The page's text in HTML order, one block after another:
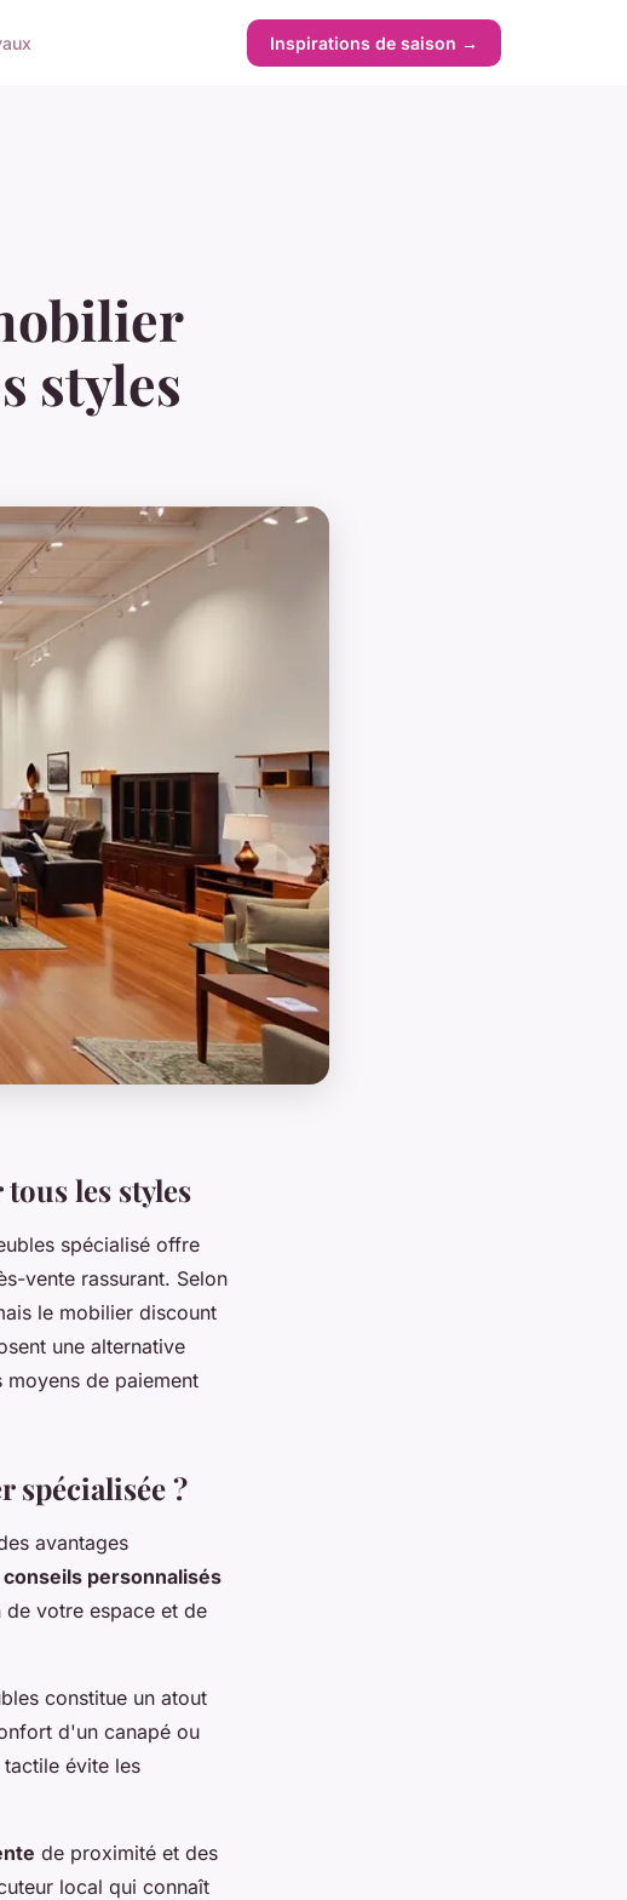
Inspirations de saison →
styles
les styles
spécialisé offre
vente rassurant. Selon
le mobilier discount
une alternative
moyens de paiement
spécialisée ?
avantages
conseils personnalisés
votre espace et de
constitue un atout
d'un canapé ou
évite les
de proximité et des
local qui connaît